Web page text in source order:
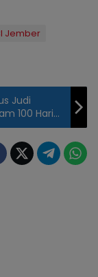
Jember
Judi
100 Hari